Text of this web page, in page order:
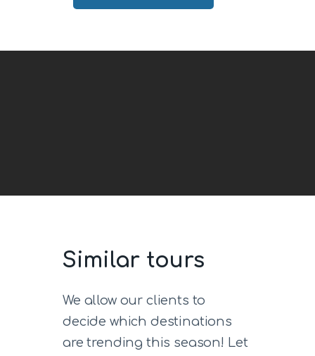
Similar tours
We allow our clients to
decide which destinations
are trending this season! Let